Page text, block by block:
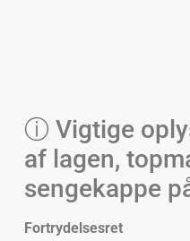
ⓘ Vigtige
af lagen,
sengekappe
Fortrydelsesret